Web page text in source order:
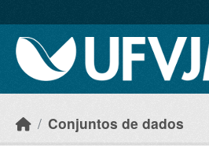
Conjuntos de dados